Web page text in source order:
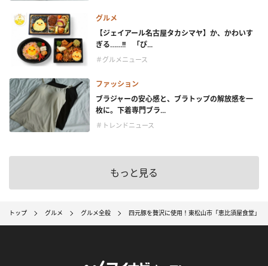
グルメ
【ジェイアール名古屋タカシマヤ】か、かわいす
ぎる……!! 「ぴ...
＃グルメニュース
ファッション
ブラジャーの安心感と、ブラトップの解放感を一
枚に。下着専門ブラ...
＃トレンドニュース
もっと見る
トップ グルメ グルメ全般 四元豚を贅沢に使用！東松山市「恵比須屋食堂」